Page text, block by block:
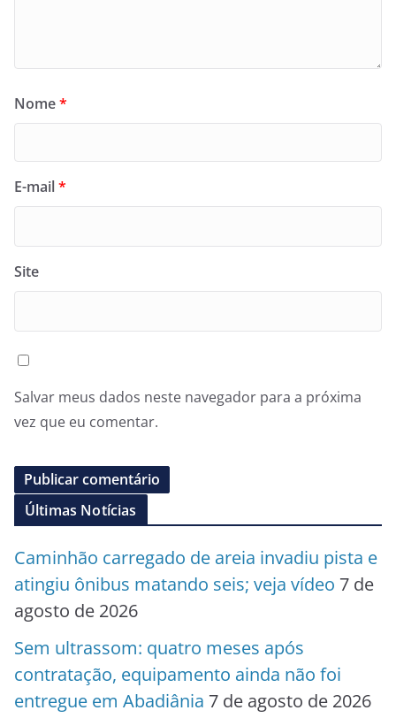
Nome*
E-mail*
Site
Salvar meus dados neste navegador para a próxima
vez que eu comentar.
Últimas Notícias
Caminhão carregado de areia invadiu pista e
atingiu ônibus matando seis; veja vídeo 7 de
agosto de 2026
Sem ultrassom: quatro meses após
contratação, equipamento ainda não foi
entregue em Abadiânia 7 de agosto de 2026